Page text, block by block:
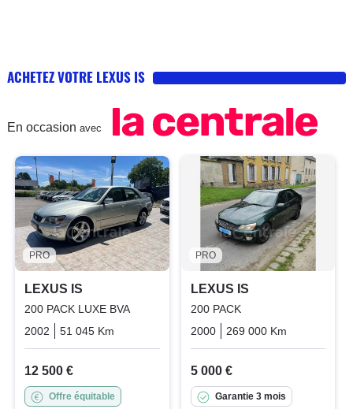
ACHETEZ VOTRE LEXUS IS
En occasion avec
PRO
LEXUS IS
200 PACK LUXE BVA
2002
51 045 Km Essence
12 500 €
Offre équitable
PRO
LEXUS IS
200 PACK
2000
269 000 Km
5 000 €
Garantie 3 mois